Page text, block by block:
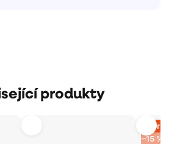
produkty
–15 %